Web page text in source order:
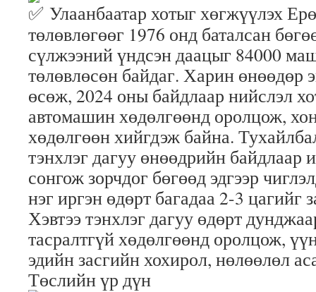
Улаанбаатар хотыг хөгжүүлэх
төлөвлөгөөг 1976 онд баталсан
сүлжээний үндсэн даацыг 84000
төлөвлөсөн байдаг. Харин өнөөдөр
өсөж, 2024 оны байдлаар нийслэл
автомашин хөдөлгөөнд оролцож,
хөдөлгөөн хийгдэж байна.
тэнхлэг дагуу өнөөдрийн байдлаар
сонгож зорчдог бөгөөд эдгээр
нэг иргэн өдөрт багадаа 2-3 цагийг
Хэвтээ тэнхлэг дагуу өдөрт
тасралтгүй хөдөлгөөнд оролцож,
эдийн засгийн хохирол, нөлөөлөл
Төслийн үр дүн